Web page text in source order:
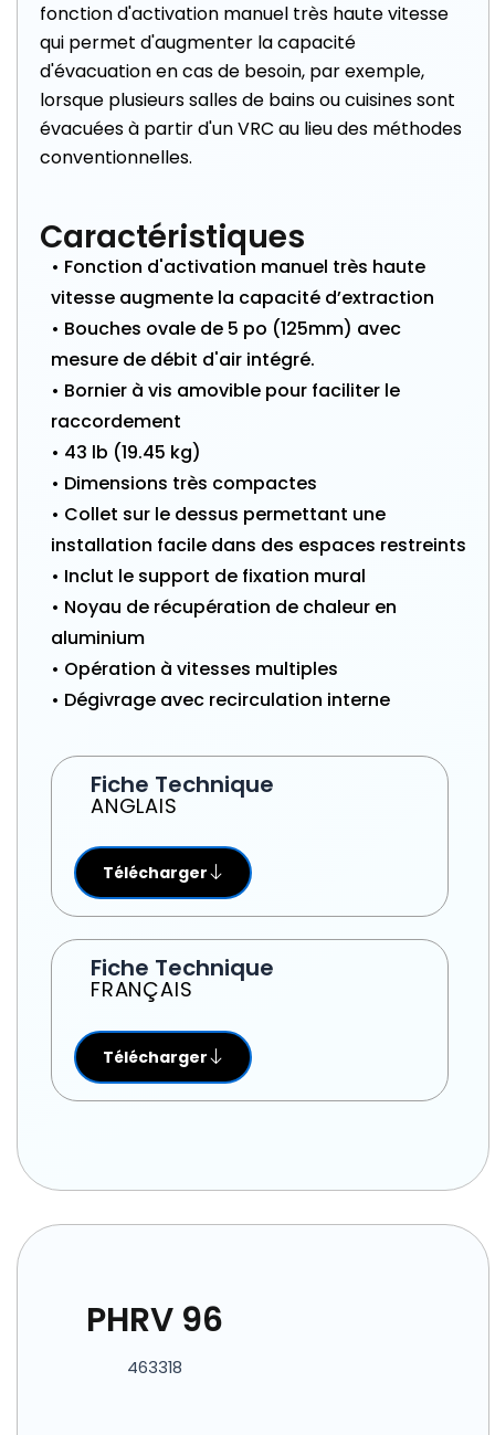
fonction d'activation manuel très haute vitesse
qui permet d'augmenter la capacité
d'évacuation en cas de besoin, par exemple,
lorsque plusieurs salles de bains ou cuisines sont
évacuées à partir d'un VRC au lieu des méthodes
conventionnelles.
Caractéristiques
• Fonction d'activation manuel très haute
vitesse augmente la capacité d’extraction
• Bouches ovale de 5 po (125mm) avec
mesure de débit d'air intégré.
• Bornier à vis amovible pour faciliter le
raccordement
• 43 lb (19.45 kg)
• Dimensions très compactes
• Collet sur le dessus permettant une
installation facile dans des espaces restreints
• Inclut le support de fixation mural
• Noyau de récupération de chaleur en
aluminium
• Opération à vitesses multiples
• Dégivrage avec recirculation interne
Fiche Technique
ANGLAIS
Télécharger
Fiche Technique
FRANÇAIS
Télécharger
PHRV 96
463318